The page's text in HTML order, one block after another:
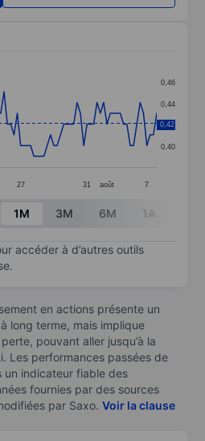
points.
displaying categories.
displaying values. Data
27 31 août 7
0,40
0,42
0,44
0,46
0,42
1M 3M 6M 1A
accéder à d’autres outils
en actions présente un
long terme, mais implique
pouvant aller jusqu’à la
Les performances passées de
indicateur fiable des
fournies par des sources
par Saxo. Voir la clause